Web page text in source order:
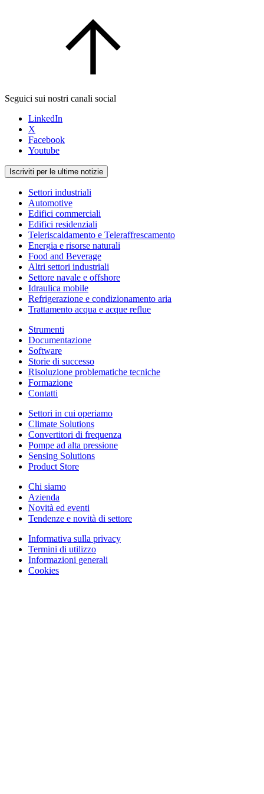
Seguici sui nostri canali social
LinkedIn
X
Facebook
Youtube
Iscriviti per le ultime notizie
Settori industriali
Automotive
Edifici commerciali
Edifici residenziali
Teleriscaldamento e Teleraffrescamento
Energia e risorse naturali
Food and Beverage
Altri settori industriali
Settore navale e offshore
Idraulica mobile
Refrigerazione e condizionamento aria
Trattamento acqua e acque reflue
Strumenti
Documentazione
Software
Storie di successo
Risoluzione problematiche tecniche
Formazione
Contatti
Settori in cui operiamo
Climate Solutions
Convertitori di frequenza
Pompe ad alta pressione
Sensing Solutions
Product Store
Chi siamo
Azienda
Novità ed eventi
Tendenze e novità di settore
Informativa sulla privacy
Termini di utilizzo
Informazioni generali
Cookies